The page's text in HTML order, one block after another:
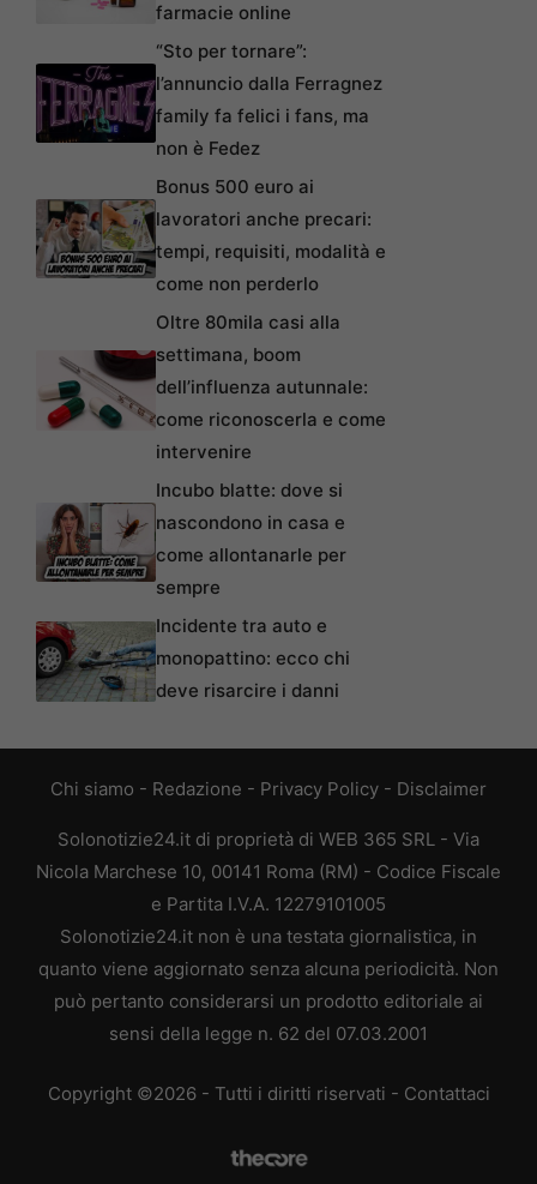
farmacie online
“Sto per tornare”:
l’annuncio dalla Ferragnez
family fa felici i fans, ma
non è Fedez
Bonus 500 euro ai
lavoratori anche precari:
tempi, requisiti, modalità e
come non perderlo
Oltre 80mila casi alla
settimana, boom
dell’influenza autunnale:
come riconoscerla e come
intervenire
Incubo blatte: dove si
nascondono in casa e
come allontanarle per
sempre
Incidente tra auto e
monopattino: ecco chi
deve risarcire i danni
Chi siamo - Redazione - Privacy Policy - Disclaimer
Solonotizie24.it di proprietà di WEB 365 SRL - Via
Nicola Marchese 10, 00141 Roma (RM) - Codice Fiscale
e Partita I.V.A. 12279101005
Solonotizie24.it non è una testata giornalistica, in
quanto viene aggiornato senza alcuna periodicità. Non
può pertanto considerarsi un prodotto editoriale ai
sensi della legge n. 62 del 07.03.2001
Copyright ©2026 - Tutti i diritti riservati - Contattaci